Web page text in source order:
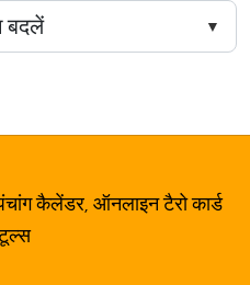
कैलेंडर, ऑनलाइन टैरो कार्ड